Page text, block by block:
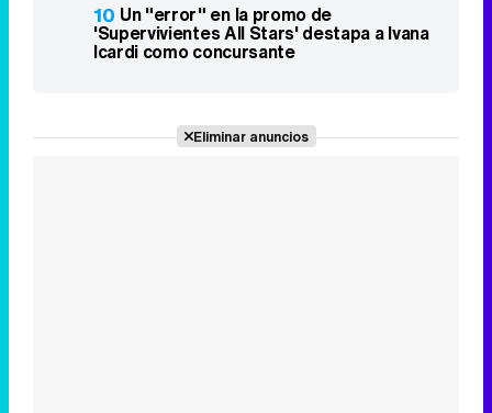
10 Un "error" en la promo de
'Supervivientes All Stars' destapa a Ivana
Icardi como concursante
Eliminar anuncios